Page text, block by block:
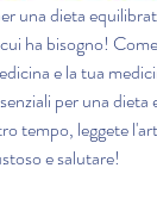
una dieta
ha bisogno!
e la tua
per una
tempo, leggete
e salutare!